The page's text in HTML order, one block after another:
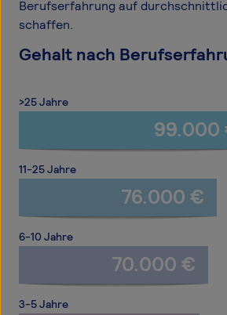
Berufserfahrung auf
schaffen.
Gehalt nach
>25 Jahre
99.000
11-25 Jahre
76.000 €
6-10 Jahre
70.000 €
3-5 Jahre